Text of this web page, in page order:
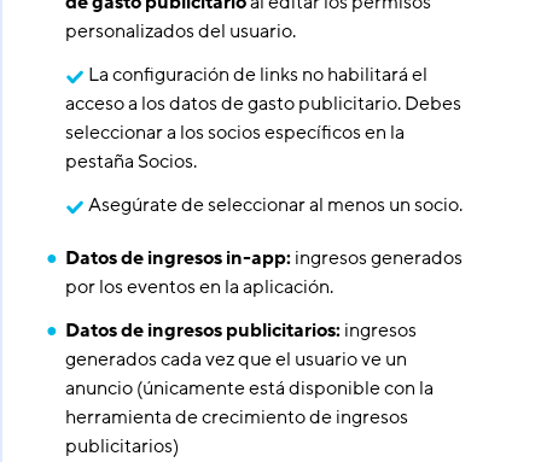
personalizados del usuario.
La configuración de links no habilitará el
acceso a los datos de gasto publicitario. Debes
seleccionar a los socios específicos en la
pestaña Socios.
Asegúrate de seleccionar al menos un socio.
Datos de ingresos in-app:ingresos generados
por los eventos en la aplicación.
Datos de ingresos publicitarios:ingresos
generados cada vez que el usuario ve un
anuncio (únicamente está disponible con la
herramienta de crecimiento de ingresos
publicitarios)